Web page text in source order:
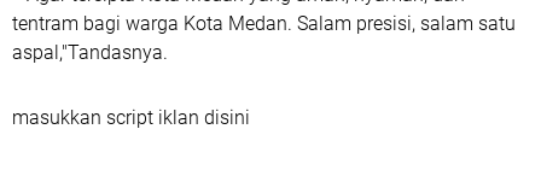
tentram bagi warga Kota Medan. Salam presisi, salam satu
aspal,"Tandasnya.
masukkan script iklan disini